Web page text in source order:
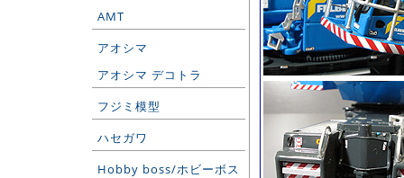
AMT
アオシマ
アオシマ デコトラ
フジミ模型
ハセガワ
Hobby boss/ホビーボス